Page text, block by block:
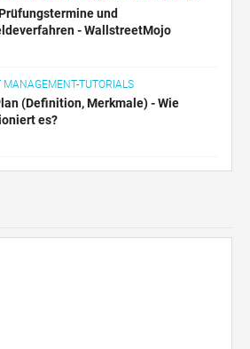
und
- WallstreetMojo
MANAGEMENT-TUTORIALS
(Definition, Merkmale) - Wie
es?